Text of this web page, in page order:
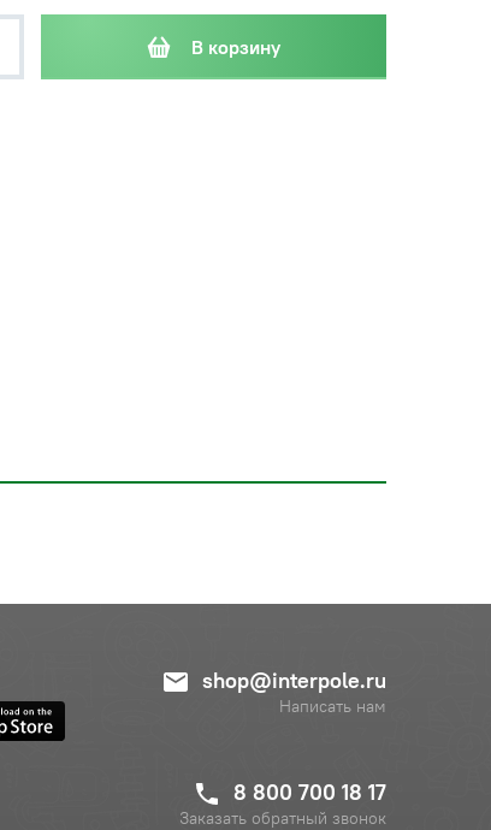
В корзину
shop@interpole.ru
Написать нам
8 800 700 18 17
Заказать обратный звонок